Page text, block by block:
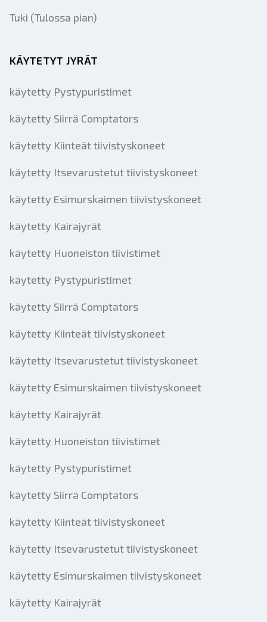
Tuki (Tulossa pian)
KÄYTETYT JYRÄT
käytetty Pystypuristimet
käytetty Siirrä Comptators
käytetty Kiinteät tiivistyskoneet
käytetty Itsevarustetut tiivistyskoneet
käytetty Esimurskaimen tiivistyskoneet
käytetty Kairajyrät
käytetty Huoneiston tiivistimet
käytetty Pystypuristimet
käytetty Siirrä Comptators
käytetty Kiinteät tiivistyskoneet
käytetty Itsevarustetut tiivistyskoneet
käytetty Esimurskaimen tiivistyskoneet
käytetty Kairajyrät
käytetty Huoneiston tiivistimet
käytetty Pystypuristimet
käytetty Siirrä Comptators
käytetty Kiinteät tiivistyskoneet
käytetty Itsevarustetut tiivistyskoneet
käytetty Esimurskaimen tiivistyskoneet
käytetty Kairajyrät